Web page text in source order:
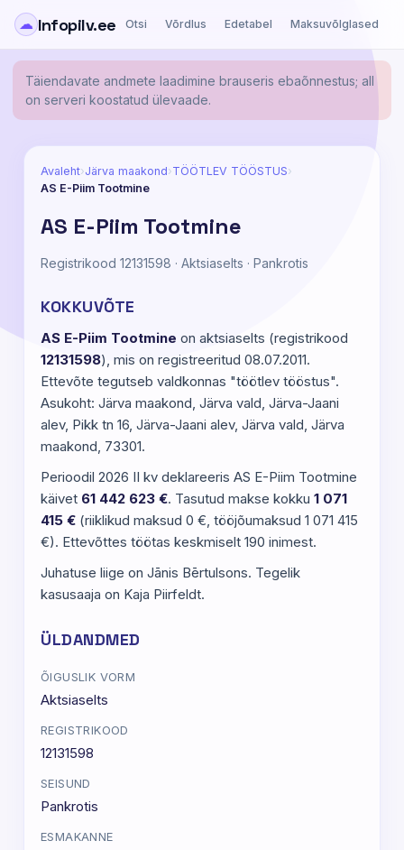
☁ Infopilv.ee Otsi Võrdlus Edetabel Maksuvõlglased
Täiendavate andmete laadimine brauseris ebaõnnestus; all
on serveri koostatud ülevaade.
Avaleht›Järva maakond›TÖÖTLEV TÖÖSTUS›
AS E-Piim Tootmine
AS E-Piim Tootmine
Registrikood 12131598 · Aktsiaselts · Pankrotis
KOKKUVÕTE
AS E-Piim Tootmine on aktsiaselts (registrikood
12131598), mis on registreeritud 08.07.2011.
Ettevõte tegutseb valdkonnas "töötlev tööstus".
Asukoht: Järva maakond, Järva vald, Järva-Jaani
alev, Pikk tn 16, Järva-Jaani alev, Järva vald, Järva
maakond, 73301.
Perioodil 2026 II kv deklareeris AS E-Piim Tootmine
käivet 61 442 623 €. Tasutud makse kokku 1 071
415 € (riiklikud maksud 0 €, tööjõumaksud 1 071 415
€). Ettevõttes töötas keskmiselt 190 inimest.
Juhatuse liige on Jānis Bērtulsons. Tegelik
kasusaaja on Kaja Piirfeldt.
ÜLDANDMED
ÕIGUSLIK VORM
Aktsiaselts
REGISTRIKOOD
12131598
SEISUND
Pankrotis
ESMAKANNE